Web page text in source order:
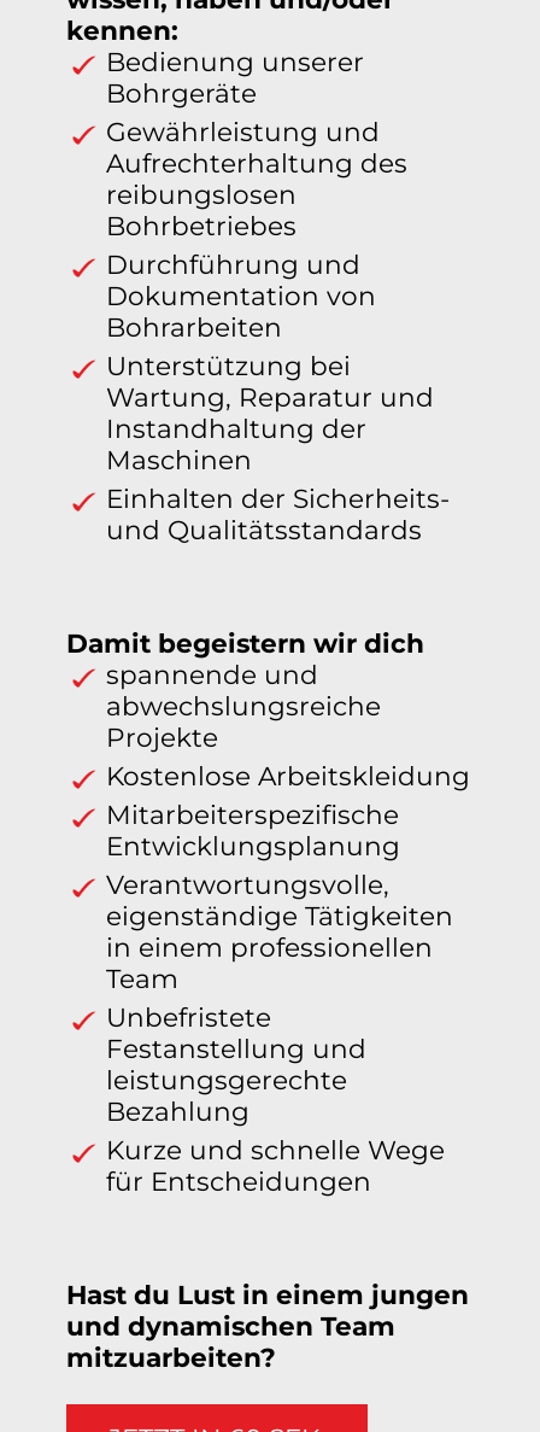
kennen:
Bedienung unserer
Bohrgeräte
Gewährleistung und
Aufrechterhaltung des
reibungslosen
Bohrbetriebes
Durchführung und
Dokumentation von
Bohrarbeiten
Unterstützung bei
Wartung, Reparatur und
Instandhaltung der
Maschinen
Einhalten der Sicherheits-
und Qualitätsstandards
Damit begeistern wir dich
spannende und
abwechslungsreiche
Projekte
Kostenlose Arbeitskleidung
Mitarbeiterspezifische
Entwicklungsplanung
Verantwortungsvolle,
eigenständige Tätigkeiten
in einem professionellen
Team
Unbefristete
Festanstellung und
leistungsgerechte
Bezahlung
Kurze und schnelle Wege
für Entscheidungen
Hast du Lust in einem jungen
und dynamischen Team
mitzuarbeiten?